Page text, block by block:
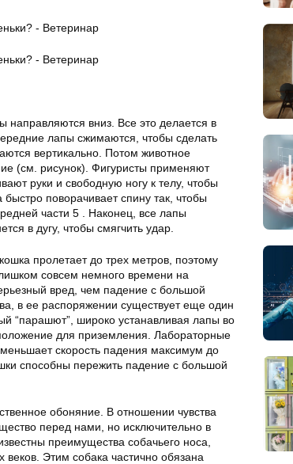
вниз. Все это делается в
лапы сжимаются, чтобы сделать
вертикально. Потом животное
(см. рисунок). Фигуристы применяют
руки и свободную ногу к телу, чтобы
поворачивает спину так, чтобы
части 5 . Наконец, все лапы
в дугу, чтобы смягчить удар.
пролетает до трех метров, поэтому
совсем немного времени на
вред, чем падение с большой
в ее распоряжении существует еще один
“парашют”, широко устанавливая лапы во
для приземления. Лабораторные
скорость падения максимум до
способны пережить падение с большой
обоняние. В отношении чувства
перед нами, но исключительно в
преимущества собачьего носа,
Этим собака частично обязана